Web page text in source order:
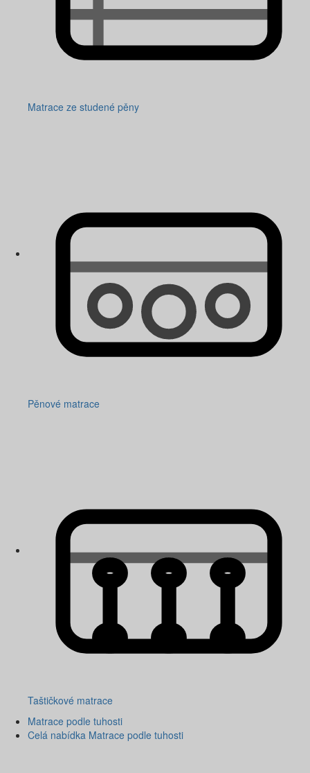
Matrace ze studené pěny
Pěnové matrace
Taštičkové matrace
Matrace podle tuhosti
Celá nabídka Matrace podle tuhosti